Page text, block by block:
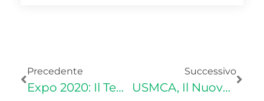
Precedente
Expo 2020: Il Tema Dell’agricoltura E Le Chance Per Le PMI Italiane
Successivo
USMCA, Il Nuovo Accordo Che Influenza L’export Italiano